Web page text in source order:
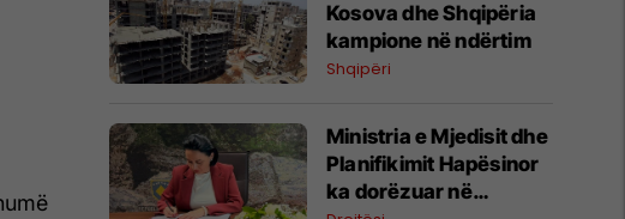
Kosova dhe Shqipëria
kampione në ndërtim
Shqipëri
Ministria e Mjedisit dhe
Planifikimit Hapësinor
ka dorëzuar në